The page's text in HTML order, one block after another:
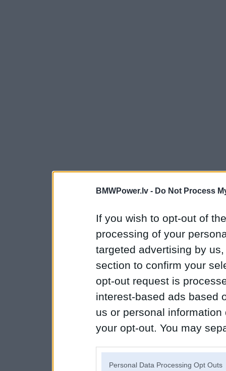
BMWPower.lv - Do Not Process
If you wish to opt-out of
processing of your
targeted advertising by
section to confirm your
opt-out request is
interest-based ads based
us or personal
your opt-out. You may
Personal Data Processing Opt Outs